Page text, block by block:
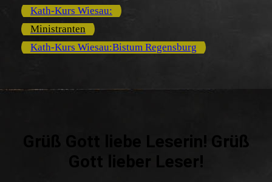
Kath-Kurs Wiesau:
Ministranten
Kath-Kurs Wiesau:Bistum Regensburg
Grüß Gott liebe Leserin! Grüß
Gott lieber Leser!